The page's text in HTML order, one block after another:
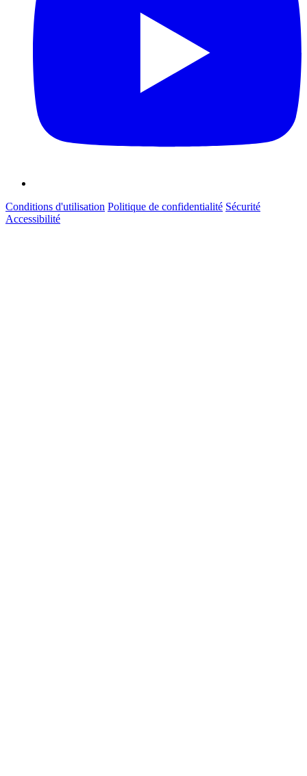
Conditions d'utilisation Politique de confidentialité Sécurité
Accessibilité